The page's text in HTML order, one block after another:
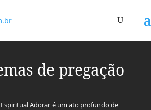
de pregação
Adorar é um ato profundo de